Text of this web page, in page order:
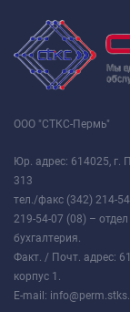
ООО "СТКС-Пермь"
Юр. адрес: 614025, г.
313
тел./факс (342) 214-
219-54-07 (08) –
бухгалтерия.
Факт. / Почт. адрес:
корпус 1.
E-mail: